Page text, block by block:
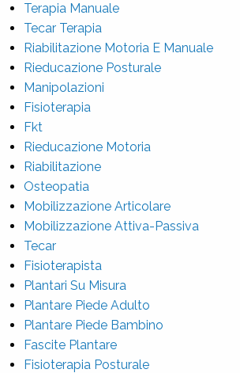
Terapia Manuale
Tecar Terapia
Riabilitazione Motoria E Manuale
Rieducazione Posturale
Manipolazioni
Fisioterapia
Fkt
Rieducazione Motoria
Riabilitazione
Osteopatia
Mobilizzazione Articolare
Mobilizzazione Attiva-Passiva
Tecar
Fisioterapista
Plantari Su Misura
Plantare Piede Adulto
Plantare Piede Bambino
Fascite Plantare
Fisioterapia Posturale